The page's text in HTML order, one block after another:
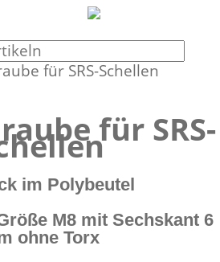
für SRS-
im Polybeutel
M8 mit Sechskant 6
ohne Torx